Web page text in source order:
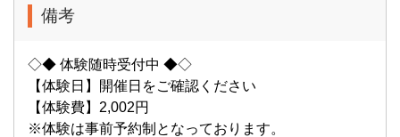
備考
◇◆ 体験随時受付中 ◆◇
【体験日】開催日をご確認ください
【体験費】2,002円
※体験は事前予約制となっております。